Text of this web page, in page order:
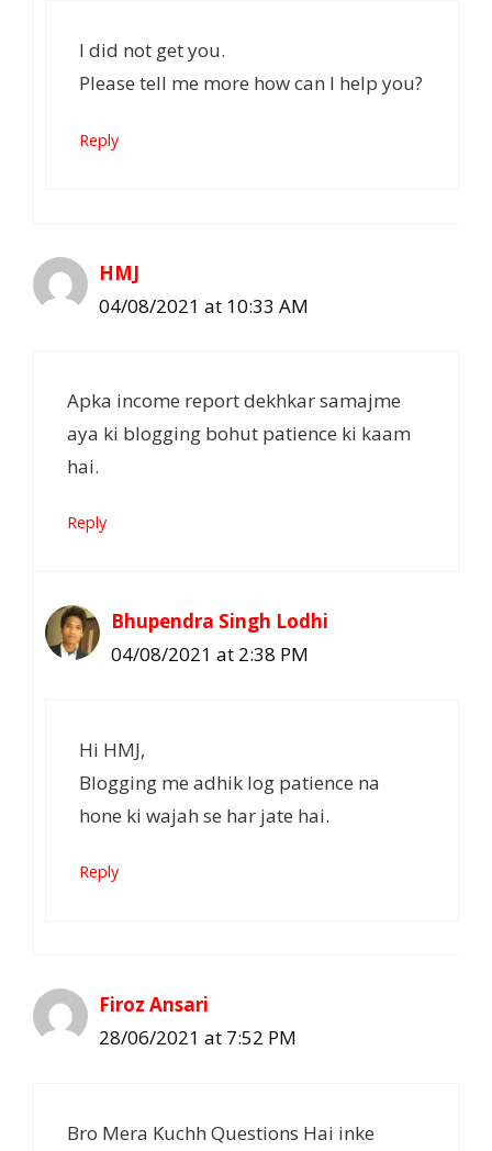
I did not get you.
Please tell me more how can I help you?
Reply
HMJ
04/08/2021 at 10:33 AM
Apka income report dekhkar samajme
aya ki blogging bohut patience ki kaam
hai.
Reply
Bhupendra Singh Lodhi
04/08/2021 at 2:38 PM
Hi HMJ,
Blogging me adhik log patience na
hone ki wajah se har jate hai.
Reply
Firoz Ansari
28/06/2021 at 7:52 PM
Bro Mera Kuchh Questions Hai inke